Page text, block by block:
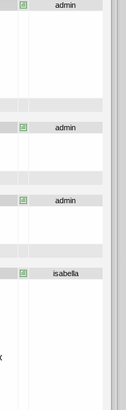
admin
admin
admin
isabella